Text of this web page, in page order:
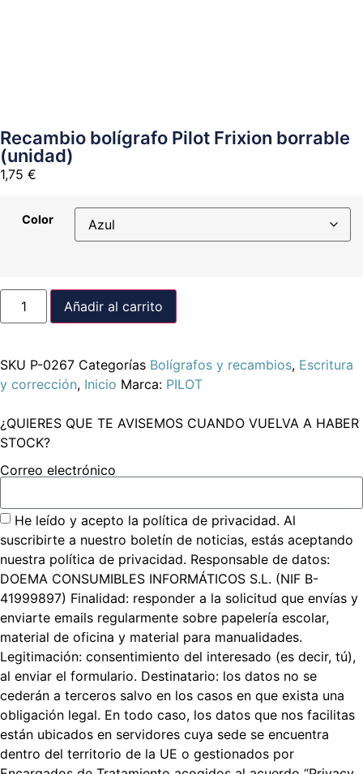
Recambio bolígrafo Pilot Frixion borrable
(unidad)
1,75 €
Color
Añadir al carrito
SKU P-0267 Categorías Bolígrafos y recambios, Escritura
y corrección, Inicio Marca: PILOT
¿QUIERES QUE TE AVISEMOS CUANDO VUELVA A HABER
STOCK?
Correo electrónico
He leído y acepto la política de privacidad. Al
suscribirte a nuestro boletín de noticias, estás aceptando
nuestra política de privacidad. Responsable de datos:
DOEMA CONSUMIBLES INFORMÁTICOS S.L. (NIF B-
41999897) Finalidad: responder a la solicitud que envías y
enviarte emails regularmente sobre papelería escolar,
material de oficina y material para manualidades.
Legitimación: consentimiento del interesado (es decir, tú),
al enviar el formulario. Destinatario: los datos no se
cederán a terceros salvo en los casos en que exista una
obligación legal. En todo caso, los datos que nos facilitas
están ubicados en servidores cuya sede se encuentra
dentro del territorio de la UE o gestionados por